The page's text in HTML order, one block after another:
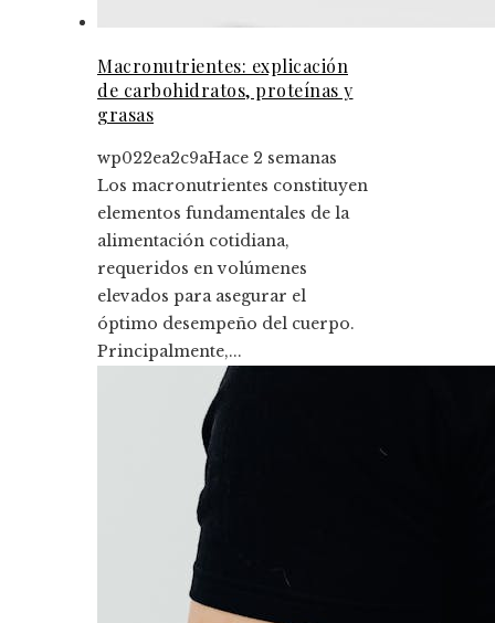
Macronutrientes: explicación
de carbohidratos, proteínas y
grasas
wp022ea2c9aHace 2 semanas
Los macronutrientes constituyen
elementos fundamentales de la
alimentación cotidiana,
requeridos en volúmenes
elevados para asegurar el
óptimo desempeño del cuerpo.
Principalmente,...